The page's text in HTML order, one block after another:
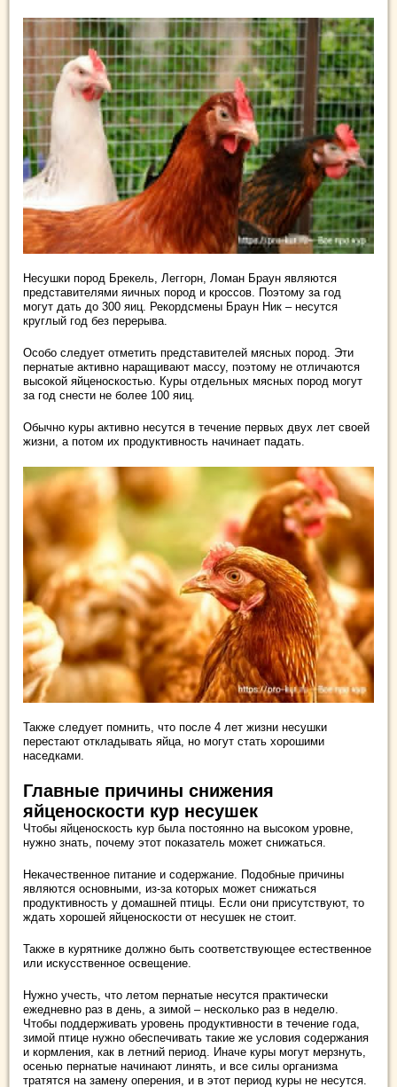
Несушки пород Брекель, Леггорн, Ломан Браун являются
представителями яичных пород и кроссов. Поэтому за год
могут дать до 300 яиц. Рекордсмены Браун Ник – несутся
круглый год без перерыва.
Особо следует отметить представителей мясных пород. Эти
пернатые активно наращивают массу, поэтому не отличаются
высокой яйценоскостью. Куры отдельных мясных пород могут
за год снести не более 100 яиц.
Обычно куры активно несутся в течение первых двух лет своей
жизни, а потом их продуктивность начинает падать.
Также следует помнить, что после 4 лет жизни несушки
перестают откладывать яйца, но могут стать хорошими
наседками.
Главные причины снижения
яйценоскости кур несушек
Чтобы яйценоскость кур была постоянно на высоком уровне,
нужно знать, почему этот показатель может снижаться.
Некачественное питание и содержание. Подобные причины
являются основными, из-за которых может снижаться
продуктивность у домашней птицы. Если они присутствуют, то
ждать хорошей яйценоскости от несушек не стоит.
Также в курятнике должно быть соответствующее естественное
или искусственное освещение.
Нужно учесть, что летом пернатые несутся практически
ежедневно раз в день, а зимой – несколько раз в неделю.
Чтобы поддерживать уровень продуктивности в течение года,
зимой птице нужно обеспечивать такие же условия содержания
и кормления, как в летний период. Иначе куры могут мерзнуть,
осенью пернатые начинают линять, и все силы организма
тратятся на замену оперения, и в этот период куры не несутся.